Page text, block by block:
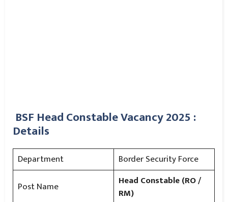
BSF Head Constable Vacancy 2025 :
Details
Department
Border Security Force
Post Name
Head Constable (RO /
RM)